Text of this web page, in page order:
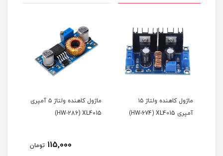
ماژول کاهنده ولتاژ ۱۵
آمپری HW-674) XL4015)
ماژول کاهنده ولتاژ ۵ آمپری
HW-286) XL4015)
115,000 تومان